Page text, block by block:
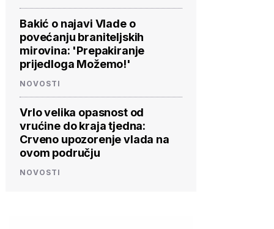
Bakić o najavi Vlade o
povećanju braniteljskih
mirovina: 'Prepakiranje
prijedloga Možemo!'
NOVOSTI
Vrlo velika opasnost od
vrućine do kraja tjedna:
Crveno upozorenje vlada na
ovom području
NOVOSTI